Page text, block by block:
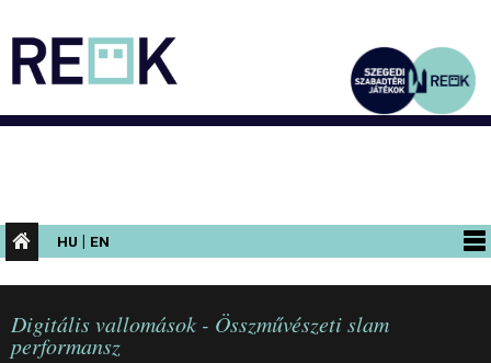
HU | EN
PROGRAMOK
KIÁLLÍTÁSOK
Digitális vallomások - Összművészeti slam
performansz